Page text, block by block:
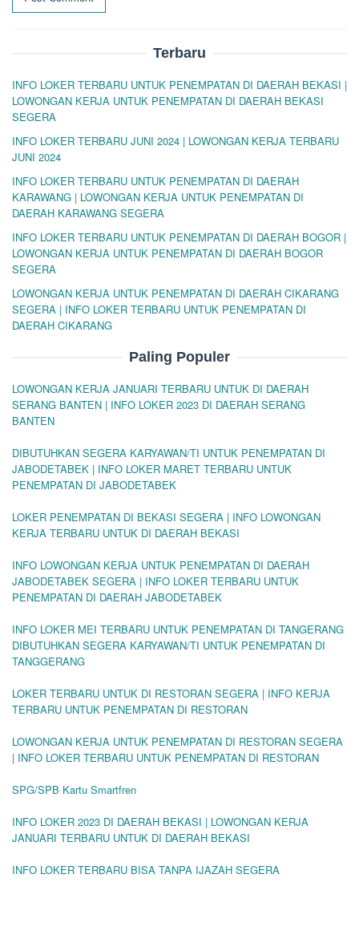
Terbaru
INFO LOKER TERBARU UNTUK PENEMPATAN DI DAERAH BEKASI |
LOWONGAN KERJA UNTUK PENEMPATAN DI DAERAH BEKASI
SEGERA
INFO LOKER TERBARU JUNI 2024 | LOWONGAN KERJA TERBARU
JUNI 2024
INFO LOKER TERBARU UNTUK PENEMPATAN DI DAERAH
KARAWANG | LOWONGAN KERJA UNTUK PENEMPATAN DI
DAERAH KARAWANG SEGERA
INFO LOKER TERBARU UNTUK PENEMPATAN DI DAERAH BOGOR |
LOWONGAN KERJA UNTUK PENEMPATAN DI DAERAH BOGOR
SEGERA
LOWONGAN KERJA UNTUK PENEMPATAN DI DAERAH CIKARANG
SEGERA | INFO LOKER TERBARU UNTUK PENEMPATAN DI
DAERAH CIKARANG
Paling Populer
LOWONGAN KERJA JANUARI TERBARU UNTUK DI DAERAH
SERANG BANTEN | INFO LOKER 2023 DI DAERAH SERANG
BANTEN
DIBUTUHKAN SEGERA KARYAWAN/TI UNTUK PENEMPATAN DI
JABODETABEK | INFO LOKER MARET TERBARU UNTUK
PENEMPATAN DI JABODETABEK
LOKER PENEMPATAN DI BEKASI SEGERA | INFO LOWONGAN
KERJA TERBARU UNTUK DI DAERAH BEKASI
INFO LOWONGAN KERJA UNTUK PENEMPATAN DI DAERAH
JABODETABEK SEGERA | INFO LOKER TERBARU UNTUK
PENEMPATAN DI DAERAH JABODETABEK
INFO LOKER MEI TERBARU UNTUK PENEMPATAN DI TANGERANG
DIBUTUHKAN SEGERA KARYAWAN/TI UNTUK PENEMPATAN DI
TANGGERANG
LOKER TERBARU UNTUK DI RESTORAN SEGERA | INFO KERJA
TERBARU UNTUK PENEMPATAN DI RESTORAN
LOWONGAN KERJA UNTUK PENEMPATAN DI RESTORAN SEGERA
| INFO LOKER TERBARU UNTUK PENEMPATAN DI RESTORAN
SPG/SPB Kartu Smartfren
INFO LOKER 2023 DI DAERAH BEKASI | LOWONGAN KERJA
JANUARI TERBARU UNTUK DI DAERAH BEKASI
INFO LOKER TERBARU BISA TANPA IJAZAH SEGERA